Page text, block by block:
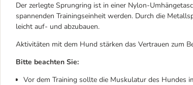
Der zerlegte Sprungring ist in einer Nylon-
spannenden Trainingseinheit werden. Durch die
leicht auf- und abzubauen.
Aktivitäten mit dem Hund stärken das Vertrauen zum
Bitte beachten Sie:
Vor dem Training sollte die Muskulatur des Hundes